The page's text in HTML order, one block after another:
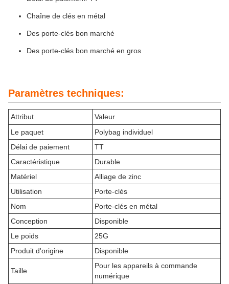
Chaîne de clés en métal
Des porte-clés bon marché
Des porte-clés bon marché en gros
Paramètres techniques:
Attribut
Valeur
Le paquet
Polybag individuel
Délai de paiement
TT
Caractéristique
Durable
Matériel
Alliage de zinc
Utilisation
Porte-clés
Nom
Porte-clés en métal
Conception
Disponible
Le poids
25G
Produit d'origine
Disponible
Taille
Pour les appareils à commande
numérique